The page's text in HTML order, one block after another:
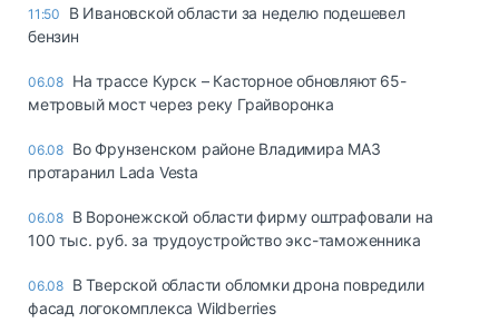
11:50
В Ивановской области за неделю подешевел
бензин
06.08 На трассе Курск – Касторное обновляют 65-
метровый мост через реку Грайворонка
06.08 Во Фрунзенском районе Владимира МАЗ
протаранил Lada Vesta
06.08 В Воронежской области фирму оштрафовали на
100 тыс. руб. за трудоустройство экс-таможенника
06.08 В Тверской области обломки дрона повредили
фасад логокомплекса Wildberries